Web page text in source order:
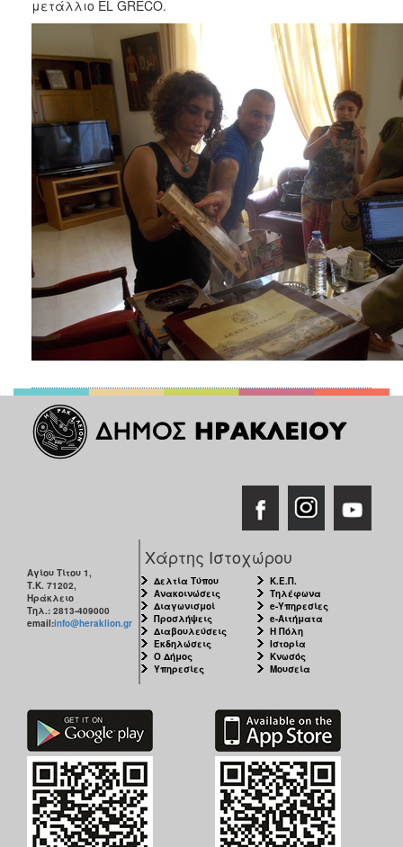
μετάλλιο EL GRECO.
Αγίου Τίτου 1,
Τ.Κ. 71202,
Ηράκλειο
Τηλ.: 2813-409000
email:info@heraklion.gr
Χάρτης Ιστοχώρου
Δελτία Τύπου
Ανακοινώσεις
Διαγωνισμοί
Προσλήψεις
Διαβουλεύσεις
Εκδηλώσεις
Ο Δήμος
Υπηρεσίες
Κ.Ε.Π.
Τηλέφωνα
e-Υπηρεσίες
e-Αιτήματα
Η Πόλη
Ιστορία
Κνωσός
Μουσεία